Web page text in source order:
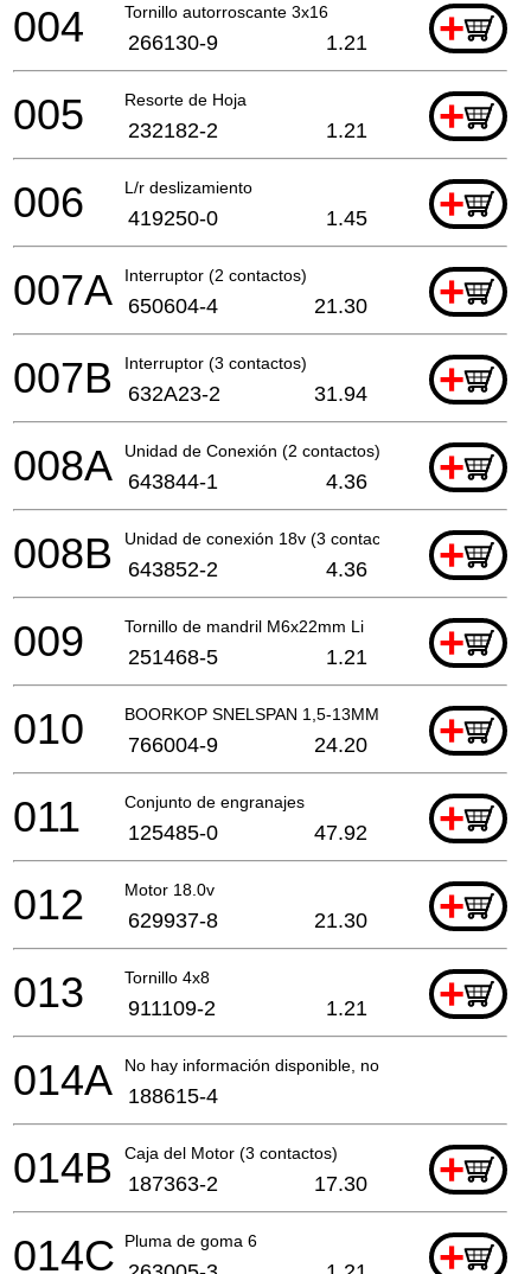
Tornillo autorroscante 3x16 +
004 266130-9 1.21
Resorte de Hoja +
005 232182-2 1.21
L/r deslizamiento +
006 419250-0 1.45
Interruptor (2 contactos) +
007A 650604-4 21.30
Interruptor (3 contactos) +
007B 632A23-2 31.94
Unidad de Conexión (2 contactos) +
008A 643844-1 4.36
Unidad de conexión 18v (3 contactos) +
008B 643852-2 4.36
Tornillo de mandril M6x22mm Li +
009 251468-5 1.21
BOORKOP SNELSPAN 1,5-13MM +
010 766004-9 24.20
Conjunto de engranajes +
011 125485-0 47.92
Motor 18.0v +
012 629937-8 21.30
Tornillo 4x8 +
013 911109-2 1.21
No hay información disponible, no se puede pedir
014A 188615-4
Caja del Motor (3 contactos) +
014B 187363-2 17.30
Pluma de goma 6 +
014C